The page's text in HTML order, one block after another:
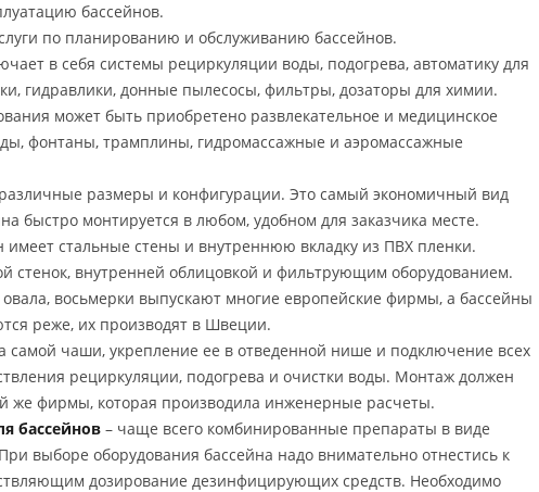
бассейнов.
по планированию и обслуживанию бассейнов.
в себя системы рециркуляции воды, подогрева, автоматику для
гидравлики, донные пылесосы, фильтры, дозаторы для химии.
может быть приобретено развлекательное и медицинское
фонтаны, трамплины, гидромассажные и аэромассажные
размеры и конфигурации. Это самый экономичный вид
быстро монтируется в любом, удобном для заказчика месте.
стальные стены и внутреннюю вкладку из ПВХ пленки.
стенок, внутренней облицовкой и фильтрующим оборудованием.
восьмерки выпускают многие европейские фирмы, а бассейны
реже, их производят в Швеции.
самой чаши, укрепление ее в отведенной нише и подключение всех
рециркуляции, подогрева и очистки воды. Монтаж должен
же фирмы, которая производила инженерные расчеты.
бассейнов – чаще всего комбинированные препараты в виде
выборе оборудования бассейна надо внимательно отнестись к
дозирование дезинфицирующих средств. Необходимо